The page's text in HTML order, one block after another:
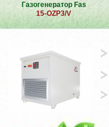
Газогенератор Fas
15-OZP3/V